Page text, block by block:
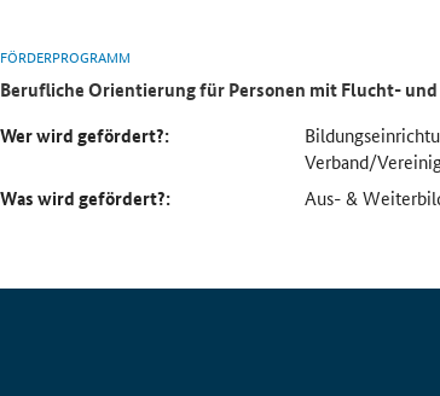
FÖRDERPROGRAMM
Berufliche Orientierung für Personen mit Flucht-
Wer wird gefördert?:
Verband/
Was wird gefördert?: Aus- &